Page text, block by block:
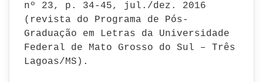
nº 23, p. 34-45, jul./dez. 2016
(revista do Programa de Pós-
Graduação em Letras da Universidade
Federal de Mato Grosso do Sul – Três
Lagoas/MS).